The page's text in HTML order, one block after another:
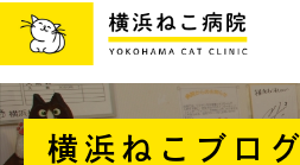
横浜ねこブログ